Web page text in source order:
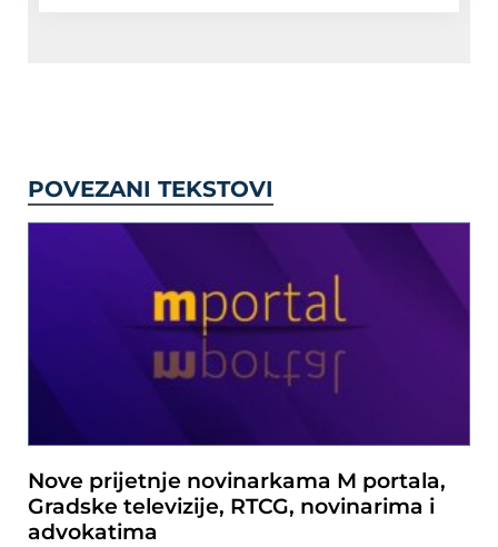
POVEZANI TEKSTOVI
Nove prijetnje novinarkama M portala,
Gradske televizije, RTCG, novinarima i
advokatima